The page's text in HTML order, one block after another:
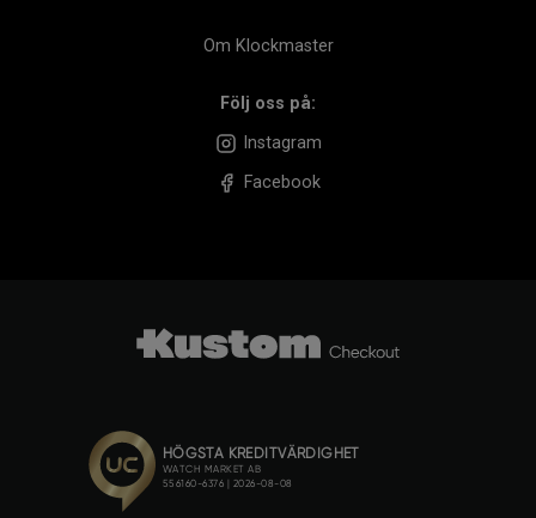
Om Klockmaster
Följ oss på:
Instagram
Facebook